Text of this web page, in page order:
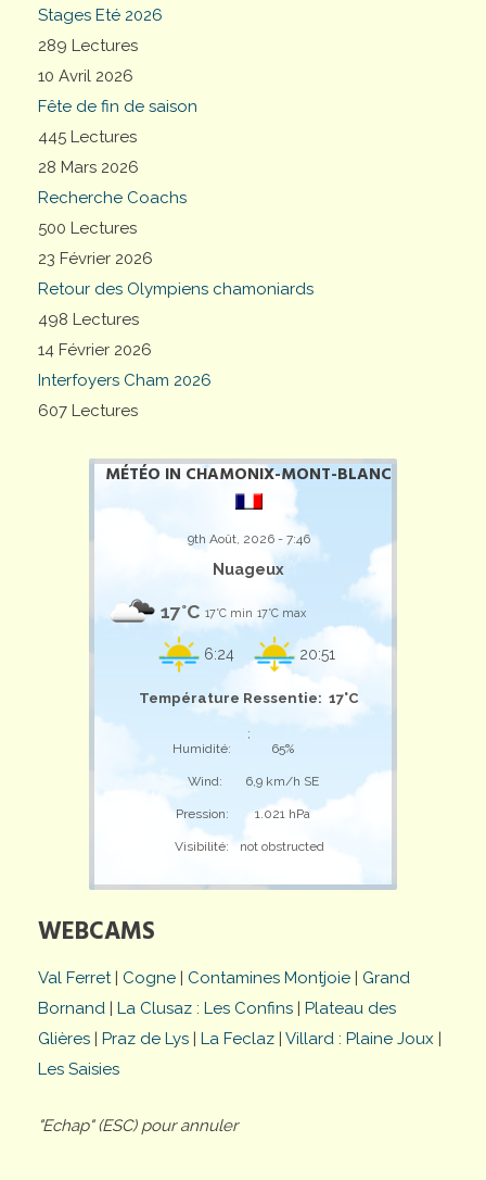
Stages Eté 2026
289 Lectures
10 Avril 2026
Fête de fin de saison
445 Lectures
28 Mars 2026
Recherche Coachs
500 Lectures
23 Février 2026
Retour des Olympiens chamoniards
498 Lectures
14 Février 2026
Interfoyers Cham 2026
607 Lectures
MÉTÉO IN CHAMONIX-MONT-BLANC
9th Août, 2026 - 7:46
Nuageux
17°C 17°C min 17°C max
6:24 20:51
Température Ressentie: 17°C
;
Humidité:
65%
Wind: 6,9 km/h SE
Pression: 1.021 hPa
Visibilité: not obstructed
WEBCAMS
Val Ferret| Cogne | Contamines Montjoie | Grand
Bornand | La Clusaz : Les Confins | Plateau des
Glières | Praz de Lys | La Feclaz | Villard : Plaine Joux |
Les Saisies
"Echap" (ESC) pour annuler